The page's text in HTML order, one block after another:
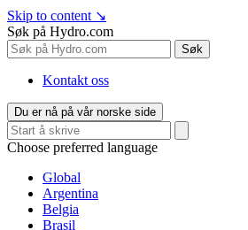
Skip to content ↘
Søk på Hydro.com
Søk
Kontakt oss
Du er nå på vår norske side
Choose preferred language
Global
Argentina
Belgia
Brasil